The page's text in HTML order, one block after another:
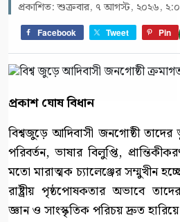
প্রকাশিত: শুক্রবার, ৭ আগস্ট, ২০২৬,
Facebook Tweet Pin
প্রকাশ ঘোষ বিধান
বিশ্বজুড়ে আদিবাসী জনগোষ্ঠী
পরিবর্তন, ভাষার বিলুপ্তি,
মতো মারাত্মক চ্যালেঞ্জের সম্মুখীন
রাষ্ট্রীয় পৃষ্ঠপোষকতার অভাবে
জ্ঞান ও সাংস্কৃতিক পরিচয় দ্রুত হারিয়ে